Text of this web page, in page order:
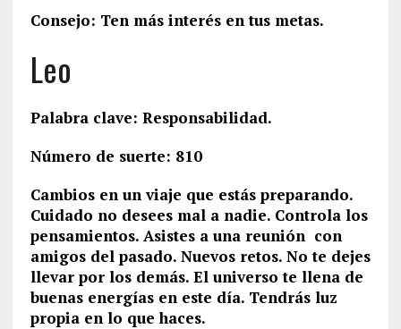
Consejo: Ten más interés en tus metas.
Leo
Palabra clave: Responsabilidad.
Número de suerte: 810
Cambios en un viaje que estás preparando.
Cuidado no desees mal a nadie. Controla los
pensamientos. Asistes a una reunión con
amigos del pasado. Nuevos retos. No te dejes
llevar por los demás. El universo te llena de
buenas energías en este día. Tendrás luz
propia en lo que haces.